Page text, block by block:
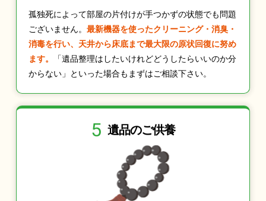
孤独死によって部屋の片付けが手つかずの状態でも問題
ございません。 最新機器を使ったクリーニング・消臭・
消毒を行い、天井から床底まで最大限の原状回復に努め
ます。
「遺品整理はしたいけれどどうしたらいいのか分
からない」といった場合もまずはご相談下さい。
5 遺品のご供養